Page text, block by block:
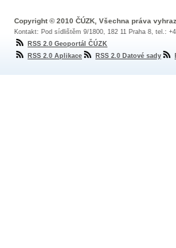
Copyright © 2010 ČÚZK, Všechna práva
Kontakt: Pod sídlištěm 9/1800, 182 11 Praha 8, tel.:
RSS 2.0 Geoportál ČÚZK
RSS 2.0 Aplikace
RSS 2.0 Datové sady